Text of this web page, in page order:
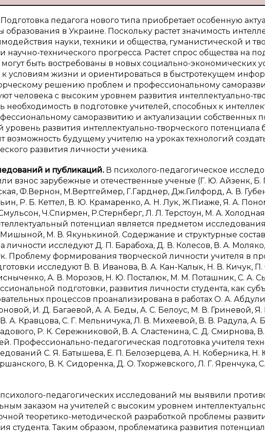
педагога нового типа приобретает особенную
в Украине. Поскольку растет значимость
науки, техники и общества, гуманистической и
научно-технического прогресса. Растет спрос общества на
быть востребованы в новых социально-экономических
к условиям жизни и ориентироваться в быстротекущем
решению проблем и профессиональному
человека с высоким уровнем развития интеллектуально-
необходимость в подготовке учителей, способных к
саморазвитию и актуализации собственных
развития интеллектуально-творческого потенциала
возможность будущему учителю на уроках технологий
развития личности ученика.
и публикаций.В психолого-педагогическое
взнос зарубежные и отечественные ученые (Г. Ю. Айзенк, Б.
Ф.Вернон, М.Вертгеймер, Г.Гарднер, Дж.Гилфорд, А. В.
Р. Б. Кеттел, В. Ю. Крамаренко, А. Н. Лук, Ж.Пиаже, Я. А.
Ч.Спирмен, Р.Стернберг, Л. Л. Терстоун, М. А.
потенциал является предметом исследования
Мишыной, М. В. Якунькиной. Содержание и структурные
личности исследуют Д. П. Барабоха, Д. В. Колесов, В. А.
Проблему формирования творческой личности учителя в
исследуют В. В. Иванова, В. А. Кан-Калык, Н. В. Кичук, П.
А. В. Морозов, Н. Ю. Посталюк, М. М. Поташник, С. А.
подготовки, развития личности студента, как
процессов проанализирована в работах О. А.
И. Д. Багаевой, А. А. Беды, А. С. Белоус, М. В. Гриневой, Я.
А. Кравцова, С. Г. Мельничука, Л. В. Михеевой, В. В. Радула, А.
Р. К. Сережниковой, В. А. Сластенина, С. Д. Смирнова,
Профессионально-педагогическая подготовка учителя
С. Я. Батышева, Е. П. Белозерцева, А. Н. Коберника, Н.
В. К. Сидоренка, Д. О. Тхоржевского, Л. Г. Яренчука,
педагогических исследований мы выявили
заказом на учителей с высоким уровнем
теоретико-методической разработкой проблемы
студента. Таким образом, проблематика развития